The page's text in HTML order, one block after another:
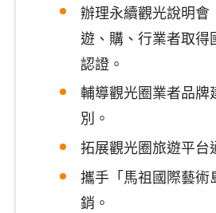
辦理永續觀光說明會
遊、購、行業者取得
認證。
輔導觀光圈業者品牌
別。
拓展觀光圈旅遊平台
攜手「馬祖國際藝術
銷。